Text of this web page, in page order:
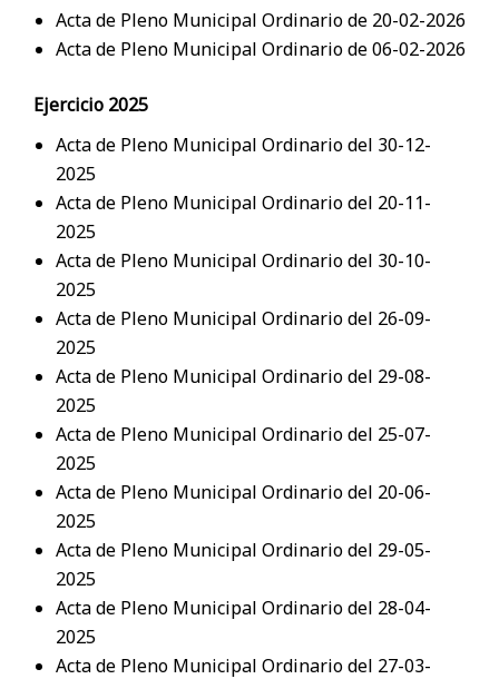
Acta de Pleno Municipal Ordinario de 20-02-2026
Acta de Pleno Municipal Ordinario de 06-02-2026
Ejercicio 2025
Acta de Pleno Municipal Ordinario del 30-12-
2025
Acta de Pleno Municipal Ordinario del 20-11-
2025
Acta de Pleno Municipal Ordinario del 30-10-
2025
Acta de Pleno Municipal Ordinario del 26-09-
2025
Acta de Pleno Municipal Ordinario del 29-08-
2025
Acta de Pleno Municipal Ordinario del 25-07-
2025
Acta de Pleno Municipal Ordinario del 20-06-
2025
Acta de Pleno Municipal Ordinario del 29-05-
2025
Acta de Pleno Municipal Ordinario del 28-04-
2025
Acta de Pleno Municipal Ordinario del 27-03-